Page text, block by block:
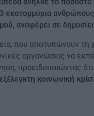
εκατομμύρια
αναφέρει σε
που αποτυπώνουν τη
οργανώσεις να
προειδοποιώντας
κοινωνική